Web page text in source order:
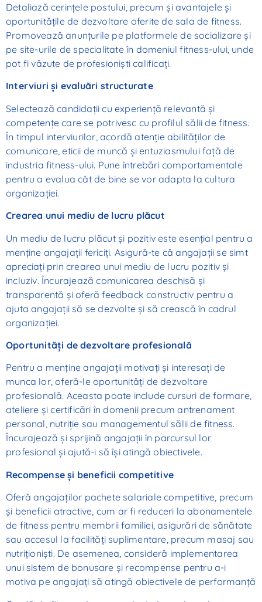
Detaliază cerințele postului, precum și avantajele și
oportunitățile de dezvoltare oferite de sala de fitness.
Promovează anunțurile pe platformele de socializare și
pe site-urile de specialitate în domeniul fitness-ului, unde
pot fi văzute de profesioniști calificați.
Interviuri și evaluări structurate
Selectează candidații cu experiență relevantă și
competențe care se potrivesc cu profilul sălii de fitness.
În timpul interviurilor, acordă atenție abilităților de
comunicare, eticii de muncă și entuziasmului față de
industria fitness-ului. Pune întrebări comportamentale
pentru a evalua cât de bine se vor adapta la cultura
organizației.
Crearea unui mediu de lucru plăcut
Un mediu de lucru plăcut și pozitiv este esențial pentru a
menține angajații fericiți. Asigură-te că angajații se simt
apreciați prin crearea unui mediu de lucru pozitiv și
incluziv. Încurajează comunicarea deschisă și
transparentă și oferă feedback constructiv pentru a
ajuta angajații să se dezvolte și să crească în cadrul
organizației.
Oportunități de dezvoltare profesională
Pentru a menține angajații motivați și interesați de
munca lor, oferă-le oportunități de dezvoltare
profesională. Aceasta poate include cursuri de formare,
ateliere și certificări în domenii precum antrenament
personal, nutriție sau managementul sălii de fitness.
Încurajează și sprijină angajații în parcursul lor
profesional și ajută-i să își atingă obiectivele.
Recompense și beneficii competitive
Oferă angajaților pachete salariale competitive, precum
și beneficii atractive, cum ar fi reduceri la abonamentele
de fitness pentru membrii familiei, asigurări de sănătate
sau accesul la facilități suplimentare, precum masaj sau
nutriționiști. De asemenea, consideră implementarea
unui sistem de bonusare și recompense pentru a-i
motiva pe angajați să atingă obiectivele de performanță